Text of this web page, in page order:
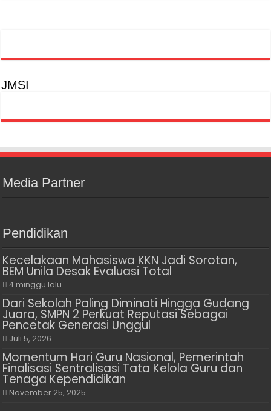
JMSI
Media Partner
Pendidikan
Kecelakaan Mahasiswa KKN Jadi Sorotan,
BEM Unila Desak Evaluasi Total
4 minggu lalu
Dari Sekolah Paling Diminati Hingga Gudang
Juara, SMPN 2 Perkuat Reputasi Sebagai
Pencetak Generasi Unggul
Juli 5, 2026
Momentum Hari Guru Nasional, Pemerintah
Finalisasi Sentralisasi Tata Kelola Guru dan
Tenaga Kependidikan
November 25, 2025